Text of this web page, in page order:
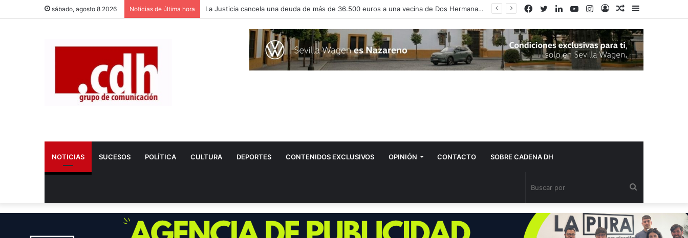
sábado, agosto 8 2026 Noticias de última hora Dos nuevos positivos por el virus del Nilo en Dos Hermanas
lateral
Publicación
al
azar
Acceso
Instagram
YouTube
LinkedIn
Twitter
Facebook
NOTICIAS SUCESOS POLÍTICA CULTURA DEPORTES CONTENIDOS EXCLUSIVOS OPINIÓN CONTACTO SOBRE CADENA DH
por